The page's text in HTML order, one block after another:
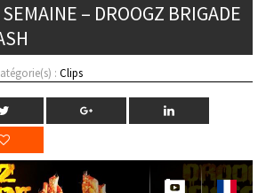
– DROOGZ BRIGADE
: Clips